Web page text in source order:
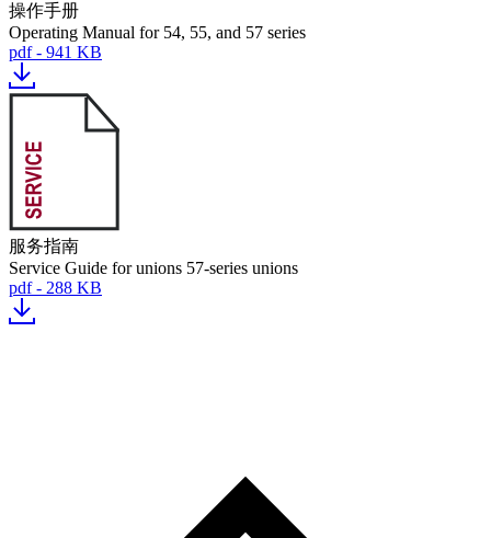
操作手册
Operating Manual for 54, 55, and 57 series
pdf - 941 KB
服务指南
Service Guide for unions 57-series unions
pdf - 288 KB